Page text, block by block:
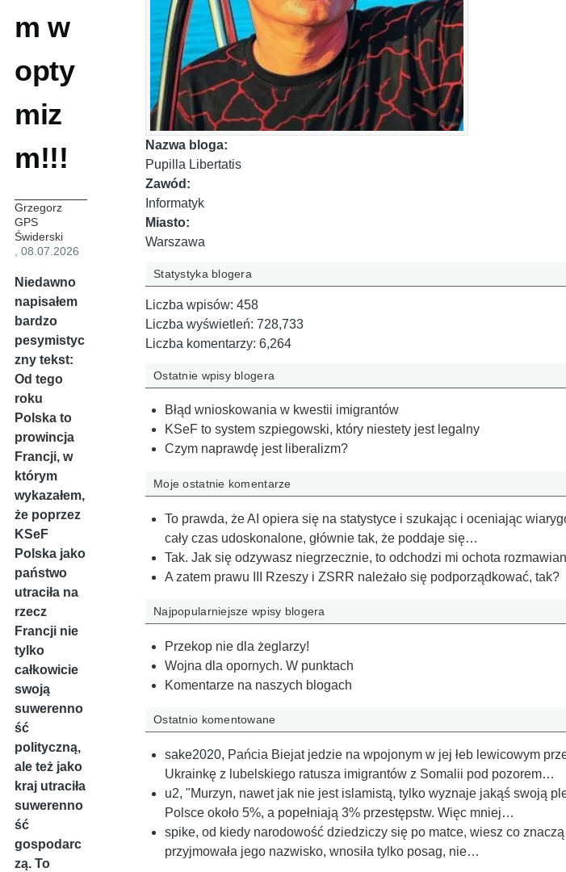
m w
opty
miz
m!!!
Grzegorz
GPS
Świderski
, 08.07.2026
Niedawno
napisałem
bardzo
pesymistyc
zny tekst:
Od tego
roku
Polska to
prowincja
Francji, w
którym
wykazałem,
że poprzez
KSeF
Polska jako
państwo
utraciła na
rzecz
Francji nie
tylko
całkowicie
swoją
suwerenno
ść
polityczną,
ale też jako
kraj utraciła
suwerenno
ść
gospodarc
zą. To
Nazwa bloga:
Pupilla Libertatis
Zawód:
Informatyk
Miasto:
Warszawa
Statystyka blogera
Liczba wpisów: 458
Liczba wyświetleń: 728,733
Liczba komentarzy: 6,264
Ostatnie wpisy blogera
Błąd wnioskowania w kwestii imigrantów
KSeF to system szpiegowski, który niestety jest legalny
Czym naprawdę jest liberalizm?
Moje ostatnie komentarze
To prawda, że AI opiera się na statystyce i szukając i oceniając
cały czas udoskonalone, głównie tak, że poddaje się…
Tak. Jak się odzywasz niegrzecznie, to odchodzi mi ochota
A zatem prawu III Rzeszy i ZSRR należało się podporządkować, tak?
Najpopularniejsze wpisy blogera
Przekop nie dla żeglarzy!
Wojna dla opornych. W punktach
Komentarze na naszych blogach
Ostatnio komentowane
sake2020, Pańcia Biejat jedzie na wpojonym w jej łeb lewicowym
Ukrainkę z lubelskiego ratusza imigrantów z Somalii pod pozorem…
u2, "Murzyn, nawet jak nie jest islamistą, tylko wyznaje jakąś swoją
Polsce około 5%, a popełniają 3% przestępstw. Więc mniej…
spike, od kiedy narodowość dziedziczy się po matce, wiesz co
przyjmowała jego nazwisko, wnosiła tylko posag, nie…